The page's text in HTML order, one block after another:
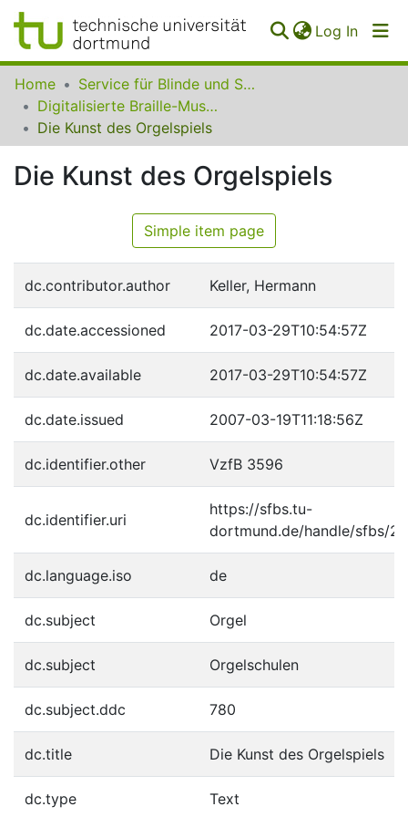
Log In
Communities
Collections
Home
Service für Blinde und Sehbehinderte der UB Dortmund
Digitalisierte Braille-Musik-Matrizen des VzfB
Die Kunst des Orgelspiels
Die Kunst des Orgelspiels
Simple item page
dc.contributor.author Keller, Hermann
dc.date.accessioned 2017-03-29T10:54:57Z
dc.date.available 2017-03-29T10:54:57Z
dc.date.issued 2007-03-19T11:18:56Z
dc.identifier.other VzfB 3596
dc.identifier.uri
https://sfbs.tu-
dortmund.de/handle/sfbs/
dc.language.iso de
dc.subject Orgel
dc.subject Orgelschulen
dc.subject.ddc 780
dc.title Die Kunst des Orgelspiels
dc.type Text